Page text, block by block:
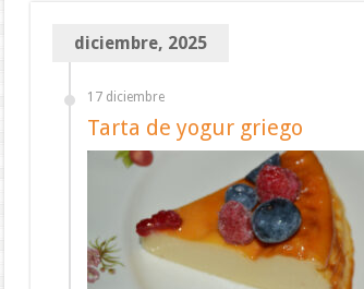
diciembre, 2025
17 diciembre
Tarta de yogur griego